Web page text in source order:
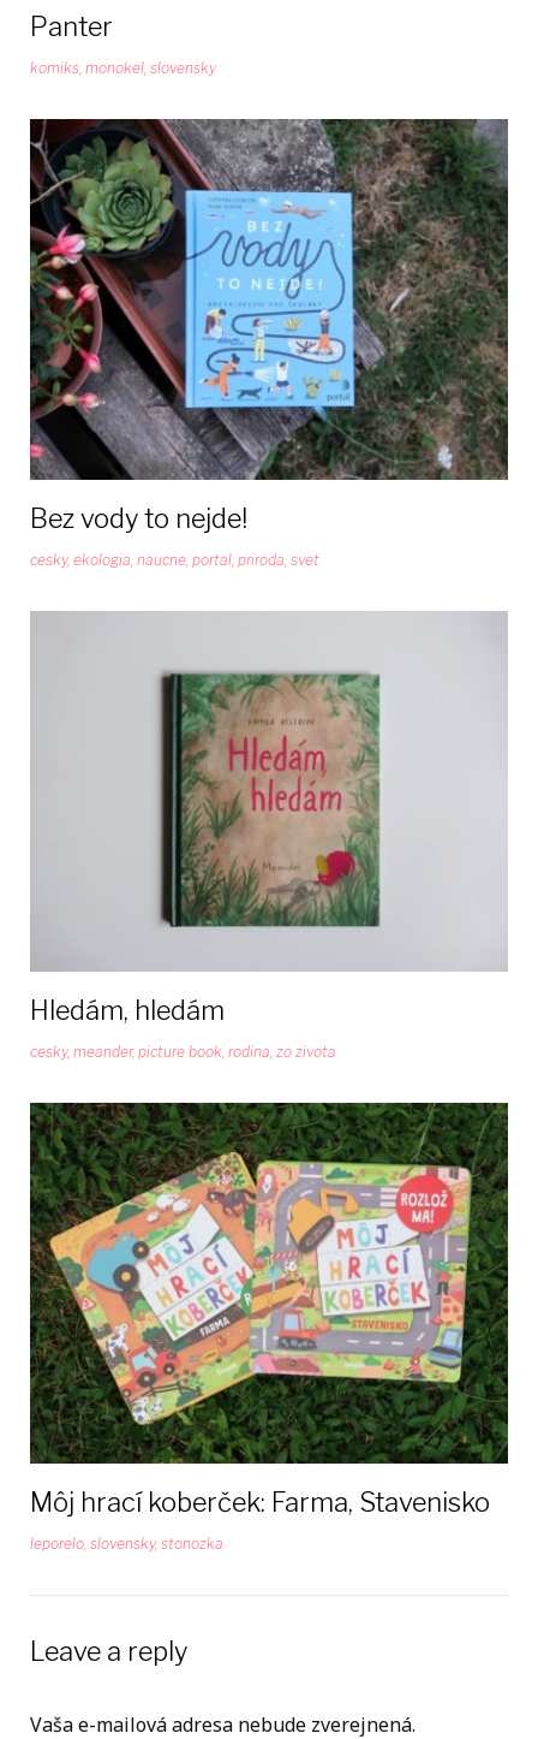
Panter
komiks monokel slovensky
Bez vody to nejde!
cesky, ekologia naucne portal priroda svet
Hledám, hledám
cesky, meander, picture book rodina zo zivota
Môj hrací koberček: Farma, Stavenisko
leporelo slovensky, stonozka
Leave a reply
Vaša e-mailová adresa nebude zverejnená.